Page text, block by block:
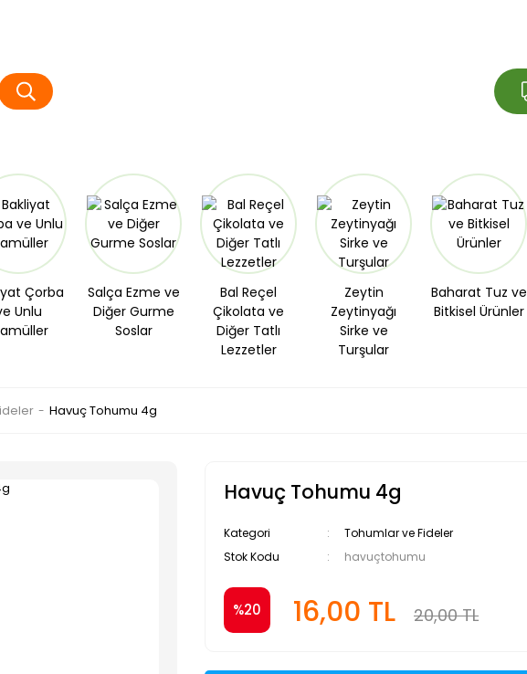
Çorba
Unlu
Salça Ezme ve
Diğer Gurme
Soslar
Bal Reçel
Çikolata ve
Diğer Tatlı
Lezzetler
Zeytin
Zeytinyağı
Sirke ve
Turşular
Baharat Tuz ve
Bitkisel Ürünler
Havuç Tohumu 4g
Havuç Tohumu 4g
Kategori
Tohumlar ve Fideler
Stok Kodu
havuçtohumu
%20 16,00 TL 20,00 TL